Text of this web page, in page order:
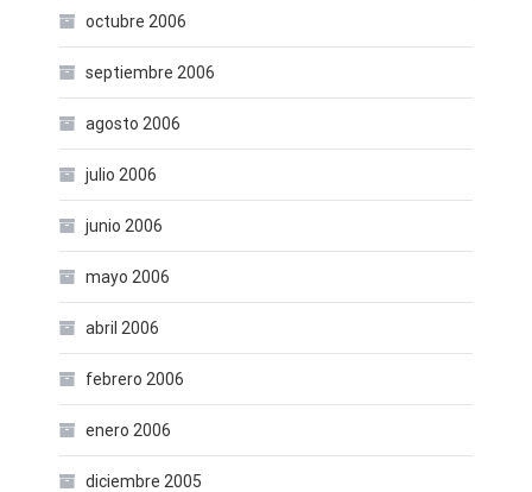
octubre 2006
septiembre 2006
agosto 2006
julio 2006
junio 2006
mayo 2006
abril 2006
febrero 2006
enero 2006
diciembre 2005